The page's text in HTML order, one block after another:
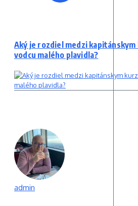
Aký je rozdiel medzi
vodcu malého plavidla?
admin